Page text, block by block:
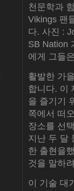
천문학과
Vikings 팬
다. 사진 :
SB Nation
에게 그들
활발한 가
합니다. 이
을 즐기기
쪽에서 떠
장소를 선
지난 두 달
한 출현을
것을 말하
이 기술 대